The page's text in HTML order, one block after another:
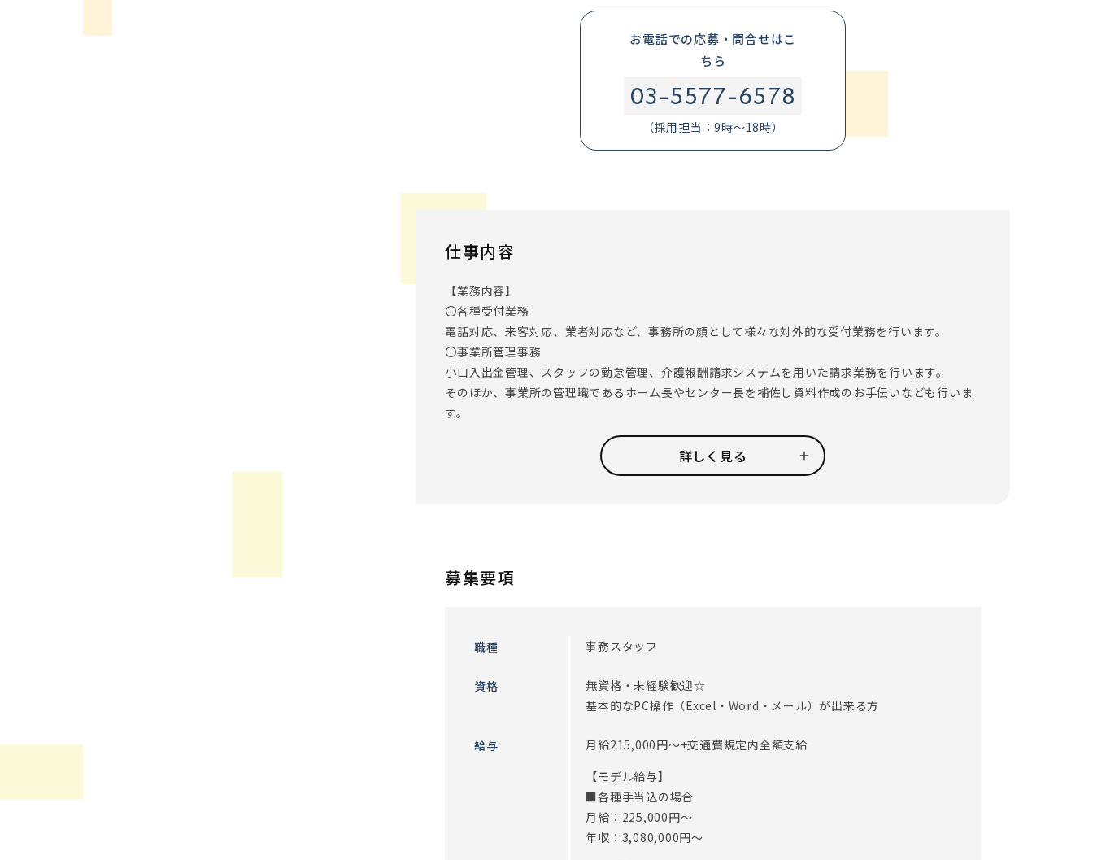
お電話での応募・問合せはこ
ちら
03-5577-6578
（採用担当：9時～18時）
仕事内容
【業務内容】
〇各種受付業務
電話対応、来客対応、業者対応など、事務所の顔として様々な対外的な受付業務を行います。
〇事業所管理事務
小口入出金管理、スタッフの勤怠管理、介護報酬請求システムを用いた請求業務を行います。
そのほか、事業所の管理職であるホーム長やセンター長を補佐し資料作成のお手伝いなども行いま
す。
備品管理、発送物の準備、事務所の簡単な清掃など、日々の雑務を行います。
・12:00 来客対応・入居者のお問い合わせ等を対応
・13:00 休憩（特別料金でご利用いただける、食事のご用意もあります♪）
・17:30 明日の準備
介護事業所の事務と言っても､特別なスキルは必要ないので安心してください｡
を取ることもあります。事務所内は、事業所長をはじめ、皆で声をかけ合える環境です。
また､ご入居者とスタッフの距離が密接である事も、アズハイムでのお仕事の魅力です。
事務スタッフは直接介護業務に携わりませんが、ご入居者とのちょっとしたおしゃべり等で、ほっ
こり癒されることも。。。♪
詳しく見る
募集要項
職種 事務スタッフ
資格
無資格・未経験歓迎☆
基本的なPC操作（Excel・Word・メール）が出来る方
給与
月給215,000円～+交通費規定内全額支給
【モデル給与】
■各種手当込の場合
月給：225,000円～
年収：3,080,000円～